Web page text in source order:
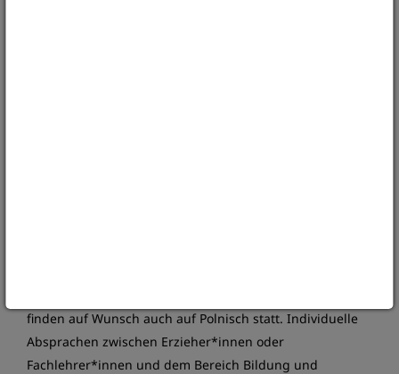
finden auf Wunsch auch auf Polnisch statt. Individuelle
Absprachen zwischen Erzieher*innen oder
Fachlehrer*innen und dem Bereich Bildung und